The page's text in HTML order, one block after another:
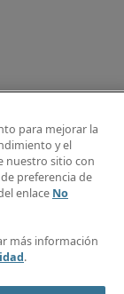
para mejorar la
y el
nuestro sitio con
preferencia de
enlace No
más información
.